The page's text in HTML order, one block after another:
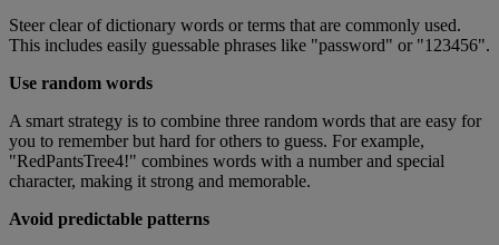
Steer clear of dictionary words or terms that are commonly used.
This includes easily guessable phrases like "password" or "123456".
Use random words
A smart strategy is to combine three random words that are easy for
you to remember but hard for others to guess. For example,
"RedPantsTree4!" combines words with a number and special
character, making it strong and memorable.
Avoid predictable patterns